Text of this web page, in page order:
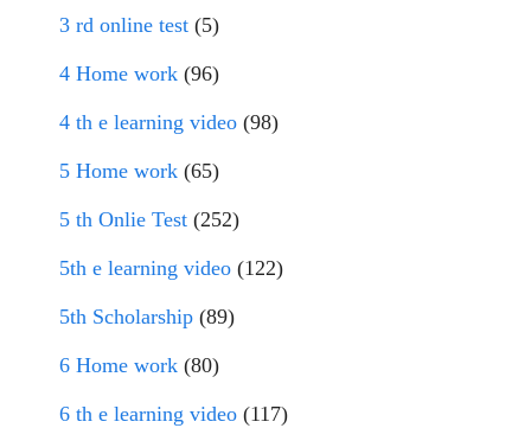
3 rd online test (5)
4 Home work (96)
4 th e learning video (98)
5 Home work (65)
5 th Onlie Test (252)
5th e learning video (122)
5th Scholarship (89)
6 Home work (80)
6 th e learning video (117)